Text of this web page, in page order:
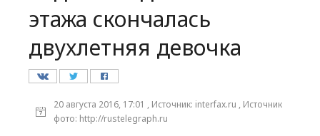
Редакция
этажа скончалась
двухлетняя девочка
20 августа 2016, 17:01 , Источник: interfax.ru , Источник
фото: http://rustelegraph.ru